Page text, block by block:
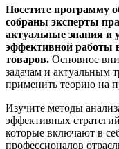
Посетите программу
собраны эксперты
актуальные знания и
эффективной работы
товаров. Основное
задачам и актуальным
применить теорию на
Изучите методы
эффективных
которые включают в
профессионалов